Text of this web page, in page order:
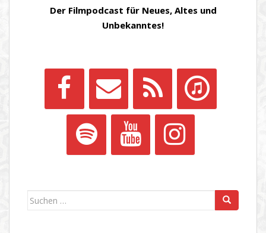
Der Filmpodcast für Neues, Altes und
Unbekanntes!
Suchen